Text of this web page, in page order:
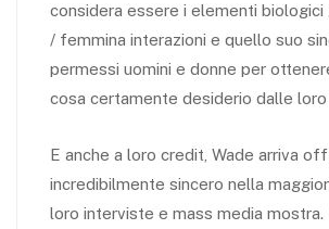
considera essere i elementi biologici
/ femmina interazioni e quello suo
permessi uomini e donne per
cosa certamente desiderio dalle loro
E anche a loro credit, Wade arriva off
incredibilmente sincero nella
loro interviste e mass media mostra.